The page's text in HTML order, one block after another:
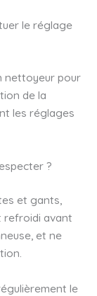
le réglage
nettoyeur pour
de la
les réglages
?
et gants,
refroidi avant
et ne
le